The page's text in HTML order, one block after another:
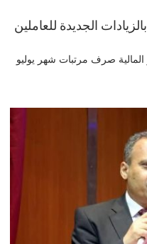
الجديدة للعاملين
صرف مرتبات شهر يوليو